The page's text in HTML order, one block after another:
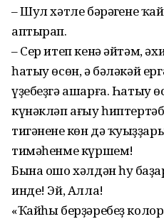
– Шул хәтле бәрәңгене
аптырап.
– Сер итеп кенә әйтәм,
һатыу өсөн, ә бәләкәй
үҙебеҙгә ашарға. Һатыу
күнәк­ләп ағыу
тигәне­нең көн дә
тимәһенме күршем!
Бына ошо хәлдән һуң
инде! Эй, Алла!
«Ҡайһы берҙәребеҙ